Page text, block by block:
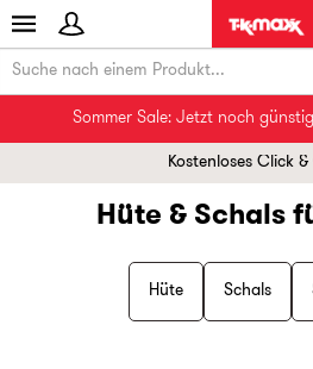
Sommer Sale: Jetzt noch
Kostenloses Click
Hüte & Schals
Hüte Schals